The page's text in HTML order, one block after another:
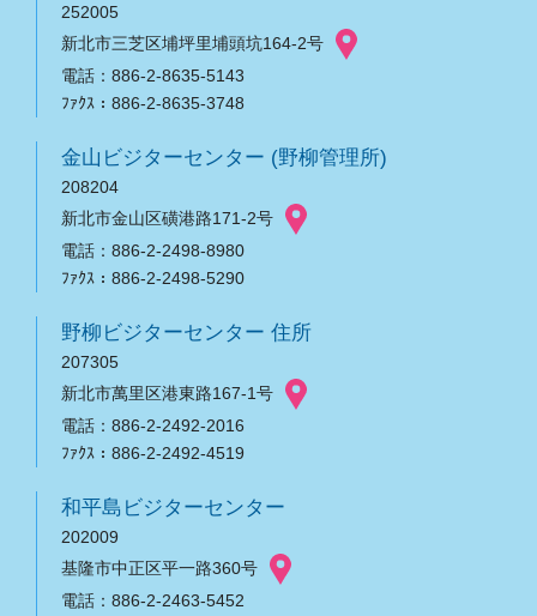
252005
新北市三芝区埔坪里埔頭坑164-2号
電話：886-2-8635-5143
ﾌｧｸｽ：886-2-8635-3748
金山ビジターセンター (野柳管理所)
208204
新北市金山区磺港路171-2号
電話：886-2-2498-8980
ﾌｧｸｽ：886-2-2498-5290
野柳ビジターセンター 住所
207305
新北市萬里区港東路167-1号
電話：886-2-2492-2016
ﾌｧｸｽ：886-2-2492-4519
和平島ビジターセンター
202009
基隆市中正区平一路360号
電話：886-2-2463-5452